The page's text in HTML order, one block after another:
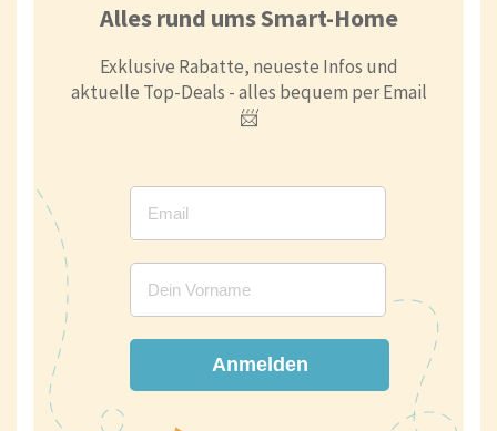
Alles rund ums Smart-Home
Exklusive Rabatte, neueste Infos und
aktuelle Top-Deals - alles bequem per Email
📨
Anmelden